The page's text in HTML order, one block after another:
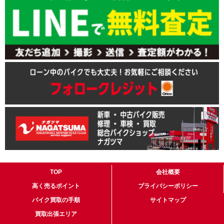
TOP
高く売るポイント
バイク買取の手順
買取出張エリア
会社概要
プライバシーポリシー
サイトマップ